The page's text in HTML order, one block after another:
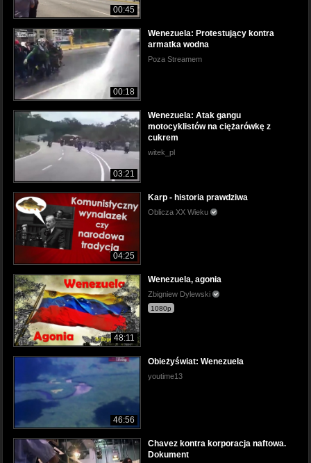
00:45
00:18
Wenezuela: Protestujący kontra
armatka wodna
Poza Streamem
03:21
Wenezuela: Atak gangu
motocyklistów na ciężarówkę z
cukrem
witek_pl
04:25
Karp - historia prawdziwa
Oblicza XX Wieku
48:11
Wenezuela, agonia
Zbigniew Dylewski
1080p
46:56
Obieżyświat: Wenezuela
youtime13
Chavez kontra korporacja naftowa.
Dokument